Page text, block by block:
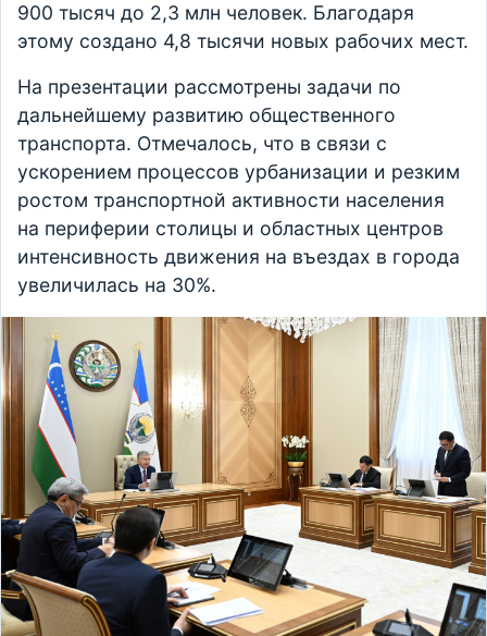
900 тысяч до 2,3 млн человек. Благодаря
этому создано 4,8 тысячи новых рабочих мест.
На презентации рассмотрены задачи по
дальнейшему развитию общественного
транспорта. Отмечалось, что в связи с
ускорением процессов урбанизации и резким
ростом транспортной активности населения
на периферии столицы и областных центров
интенсивность движения на въездах в города
увеличилась на 30%.